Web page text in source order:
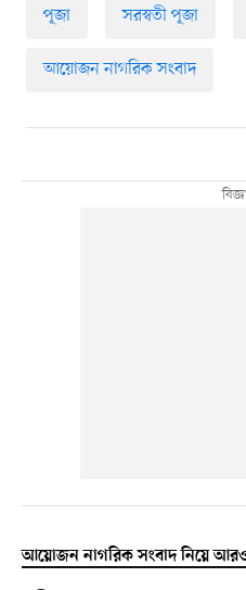
পূজা সরস্বতী পূজা
আয়োজন নাগরিক সংবাদ
আয়োজন নাগরিক সংবাদ নিয়ে